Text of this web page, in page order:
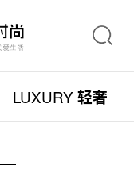
LUXURY轻奢